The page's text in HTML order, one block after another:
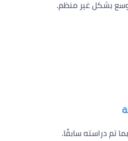
بشكل غير منظم.
تم دراسته سابقًا.